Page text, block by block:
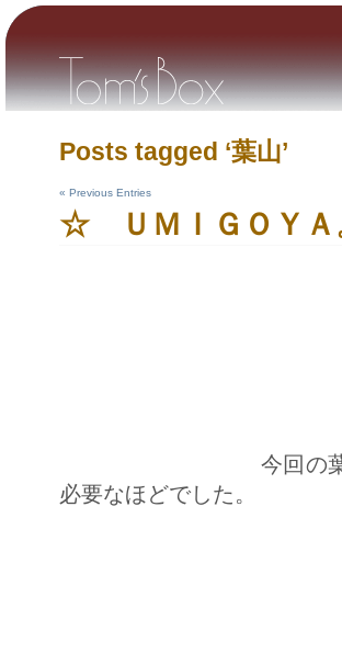
Posts tagged ‘葉山’
« Previous Entries
☆ ＵＭＩＧＯＹＡ
今回の葉山はぶる
必要なほどでした。